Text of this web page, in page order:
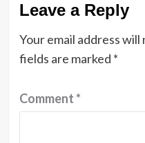
Leave a Reply
Your email address
fields are marked *
Comment*